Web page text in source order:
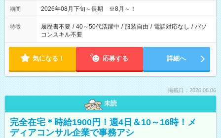
期間 2026年08月下旬～長期 ※8月～！
特徴 履歴書不要 / 40～50代活躍中 / 服装自由 / 電話対応なし / パソ
コンスキル不要
気になる！ 応募する 詳細へ
掲載日：2026.08.06
未読
完全在宅＊時給1900円！週4日＆10～16時！メ
ディアコンサル企業で事務アシ